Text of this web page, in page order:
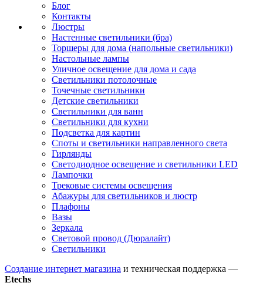
Блог
Контакты
Люстры
Настенные светильники (бра)
Торшеры для дома (напольные светильники)
Настольные лампы
Уличное освещение для дома и сада
Светильники потолочные
Точечные светильники
Детские светильники
Светильники для ванн
Светильники для кухни
Подсветка для картин
Споты и светильники направленного света
Гирлянды
Светодиодное освещение и светильники LED
Лампочки
Трековые системы освещения
Абажуры для светильников и люстр
Плафоны
Вазы
Зеркала
Световой провод (Дюралайт)
Светильники
Создание интернет магазина и техническая поддержка —
Etechs